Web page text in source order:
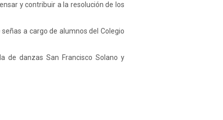
y contribuir a la resolución de los
a cargo de alumnos del Colegio
de danzas San Francisco Solano y